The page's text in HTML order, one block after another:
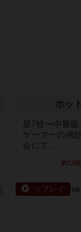
ホッ
星7軽〜中量
ゲーマーの感
会にて...
約13
リプレイ